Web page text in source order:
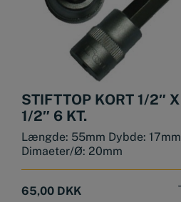
STIFTTOP KORT 1/2″ X
1/2″ 6 KT.
Længde: 55mm Dybde: 17mm
Dimaeter/Ø: 20mm
65,00 DKK